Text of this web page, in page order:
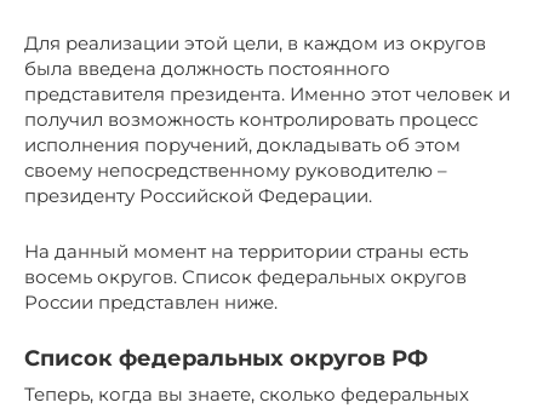
Для реализации этой цели, в каждом из округов
была введена должность постоянного
представителя президента. Именно этот человек и
получил возможность контролировать процесс
исполнения поручений, докладывать об этом
своему непосредственному руководителю –
президенту Российской Федерации.
На данный момент на территории страны есть
восемь округов. Список федеральных округов
России представлен ниже.
Список федеральных округов РФ
Теперь, когда вы знаете, сколько федеральных